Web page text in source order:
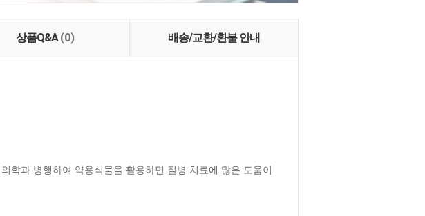
상품Q&A(0) 배송/교환/환불 안내
학과 병행하여 약용식물을 활용하면 질병 치료에 많은 도움이